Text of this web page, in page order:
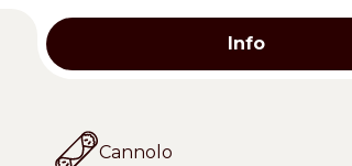
Info
Cannolo